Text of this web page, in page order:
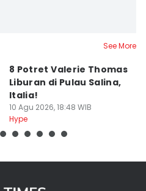
See More
8 Potret Valerie Thomas
Liburan di Pulau Salina,
Italia!
10 Agu 2026, 18:48 WIB
Hype